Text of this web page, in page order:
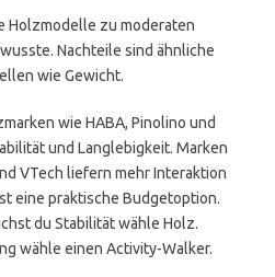
Holzmodelle zu moderaten
Nachteile sind ähnliche
wie Gewicht.
wie HABA, Pinolino und
und Langlebigkeit. Marken
VTech liefern mehr Interaktion
eine praktische Budgetoption.
du Stabilität wähle Holz.
wähle einen Activity-Walker.